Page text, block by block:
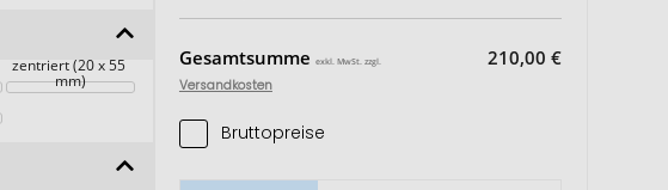
zentriert (20 x 55
mm)
Gesamtsumme exkl. MwSt. zzgl.
Versandkosten
210,00 €
Bruttopreise